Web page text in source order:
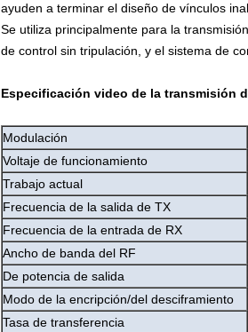
ayuden a terminar el diseño de vínculos
Se utiliza principalmente para la
de control sin tripulación, y el sistema de
Especificación video de la transmisión
Modulación
Voltaje de funcionamiento
Trabajo actual
Frecuencia de la salida de TX
Frecuencia de la entrada de RX
Ancho de banda del RF
De potencia de salida
Modo de la encripción/del desciframiento
Tasa de transferencia